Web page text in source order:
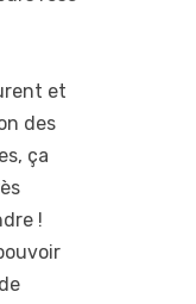
et
des
ça
!